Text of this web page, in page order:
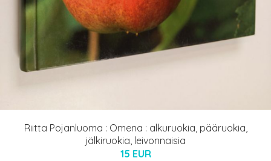
Riitta Pojanluoma : Omena : alkuruokia, pääruokia,
jälkiruokia, leivonnaisia
15 EUR